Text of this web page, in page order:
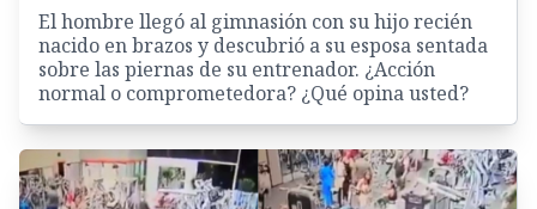
El hombre llegó al gimnasión con su hijo recién
nacido en brazos y descubrió a su esposa sentada
sobre las piernas de su entrenador. ¿Acción
normal o comprometedora? ¿Qué opina usted?